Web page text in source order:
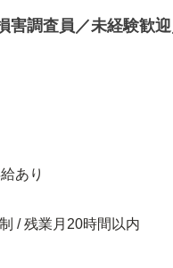
害調査員／未経験歓
あり
/ 残業月20時間以内